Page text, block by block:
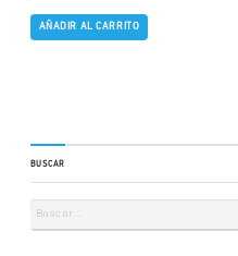
AÑADIR AL CARRITO
BUSCAR